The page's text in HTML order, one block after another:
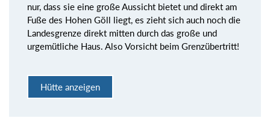
nur, dass sie eine große Aussicht bietet und direkt am
Fuße des Hohen Göll liegt, es zieht sich auch noch die
Landesgrenze direkt mitten durch das große und
urgemütliche Haus. Also Vorsicht beim Grenzübertritt!
Hütte anzeigen